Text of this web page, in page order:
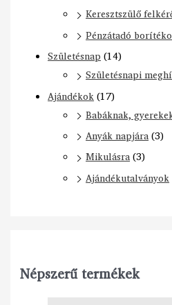
Keresztszülő
Pénzátadó
Születésnap (14)
Születésnapi
Ajándékok(17)
Babáknak,
Anyák napjára(3)
Mikulásra(3)
Ajándékutalványok
Népszerű termékek